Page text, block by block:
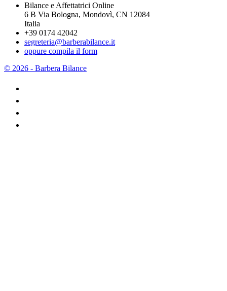
Bilance e Affettatrici Online
6 B Via Bologna, Mondovì, CN 12084
Italia
+39 0174 42042
segreteria@barberabilance.it
oppure compila il form
© 2026 - Barbera Bilance